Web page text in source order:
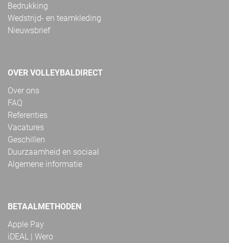
Bedrukking
Wedstrijd- en teamkleding
Nieuwsbrief
OVER VOLLEYBALDIRECT
Over ons
FAQ
Referenties
Vacatures
Geschillen
Duurzaamheid en sociaal
Algemene informatie
BETAALMETHODEN
Apple Pay
iDEAL | Wero